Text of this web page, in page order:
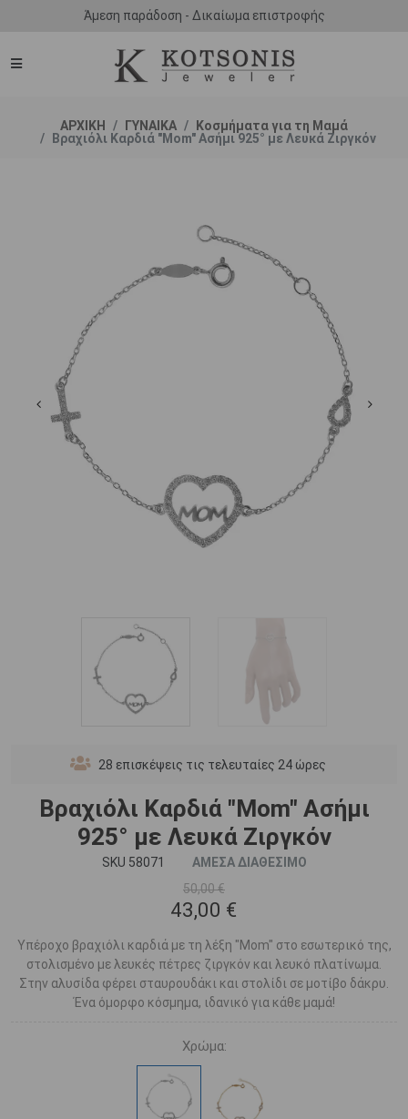
Άμεση παράδοση - Δικαίωμα επιστροφής
ΑΡΧΙΚΗ ΓΥΝΑΙΚΑ
Κοσμήματα για τη Μαμά
Βραχιόλι Καρδιά "Mom" Ασήμι 925° με Λευκά Ζιργκόν
28 επισκέψεις τις τελευταίες 24 ώρες
Βραχιόλι Καρδιά "Mom" Ασήμι
925° με Λευκά Ζιργκόν
SKU 58071
ΑΜΕΣΑ ΔΙΑΘΕΣΙΜΟ
50,00 €
43,00 €
Υπέροχο βραχιόλι καρδιά με τη λέξη "Mom" στο εσωτερικό της,
στολισμένο με λευκές πέτρες ζιργκόν και λευκό πλατίνωμα.
Στην αλυσίδα φέρει σταυρουδάκι και στολίδι σε μοτίβο δάκρυ.
Ένα όμορφο κόσμημα, ιδανικό για κάθε μαμά!
Χρώμα: